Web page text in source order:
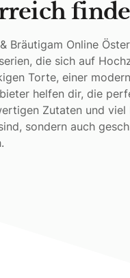
Bräutigam Online
die sich auf
Torte, einer
helfen dir, die
Zutaten und
sondern auch